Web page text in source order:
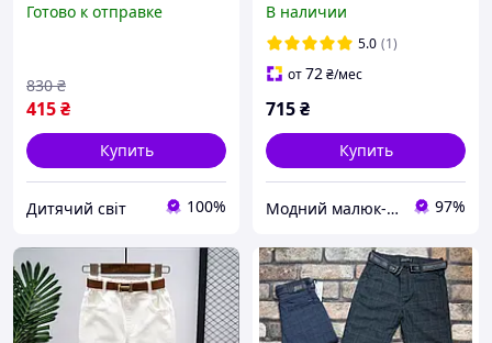
подростка 170см,
худого парня
Готово к отправке
415₴
830 ₴
Купить
Дитячий світ 100%
эластаном, зауженные
книзу, на резинке с
карманами и ремнем
В наличии
5.0 (1)
от72₴/мес
715₴
Купить
Модний малюк-інтернет магазин диячого одягу 97%